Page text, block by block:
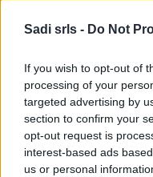
Sadi srls - Do Not
If you wish to opt-out of
processing of your
targeted advertising by
section to confirm your
opt-out request is
interest-based ads
us or personal
Cerca
Cerca